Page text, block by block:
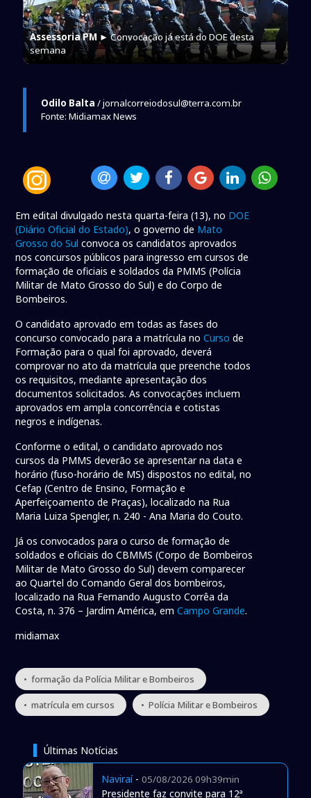
Assessoria PM ► Convocação já está do DOE desta
semana
Odilo Balta / jornalcorreiodosul@terra.com.br
Fonte: Midiamax News
Em edital divulgado nesta quarta-feira (13), no DOE
(Diário Oficial do Estado), o governo de Mato
Grosso do Sul convoca os candidatos aprovados
nos concursos públicos para ingresso em cursos de
formação de oficiais e soldados da PMMS (Polícia
Militar de Mato Grosso do Sul) e do Corpo de
Bombeiros.
O candidato aprovado em todas as fases do
concurso convocado para a matrícula noCurso de
Formação para o qual foi aprovado, deverá
comprovar no ato da matrícula que preenche todos
os requisitos, mediante apresentação dos
documentos solicitados. As convocações incluem
aprovados em ampla concorrência e cotistas
negros e indígenas.
Conforme o edital, o candidato aprovado nos
cursos da PMMS deverão se apresentar na data e
horário (fuso-horário de MS) dispostos no edital, no
Cefap (Centro de Ensino, Formação e
Aperfeiçoamento de Praças), localizado na Rua
Maria Luiza Spengler, n. 240 - Ana Maria do Couto.
Já os convocados para o curso de formação de
soldados e oficiais do CBMMS (Corpo de Bombeiros
Militar de Mato Grosso do Sul) devem comparecer
ao Quartel do Comando Geral dos bombeiros,
localizado na Rua Fernando Augusto Corrêa da
Costa, n. 376 – Jardim América, emCampo Grande.
midiamax
• formação da Polícia Militar e Bombeiros
• matrícula em cursos • Polícia Militar e Bombeiros
Últimas Notícias
Naviraí- 05/08/2026 09h39min
Presidente faz convite para 12ª